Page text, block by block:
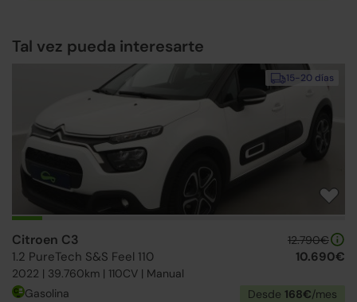
Tal vez pueda interesarte
15-20 días
Citroen C3
1.2 PureTech S&S Feel 110
2022 | 39.760km | 110CV | Manual
12.790€
10.690€
Gasolina Desde 168€/mes